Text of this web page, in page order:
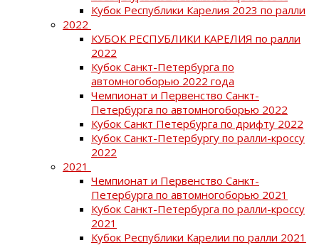
Кубок Республики Карелия 2023 по ралли
2022
КУБОК РЕСПУБЛИКИ КАРЕЛИЯ по ралли
2022
Кубок Санкт-Петербурга по
автомногоборью 2022 года
Чемпионат и Первенство Санкт-
Петербурга по автомногоборью 2022
Кубок Санкт Петербурга по дрифту 2022
Кубок Санкт-Петербургу по ралли-кроссу
2022
2021
Чемпионат и Первенство Санкт-
Петербурга по автомногоборью 2021
Кубок Санкт-Петербурга по ралли-кроссу
2021
Кубок Республики Карелии по ралли 2021